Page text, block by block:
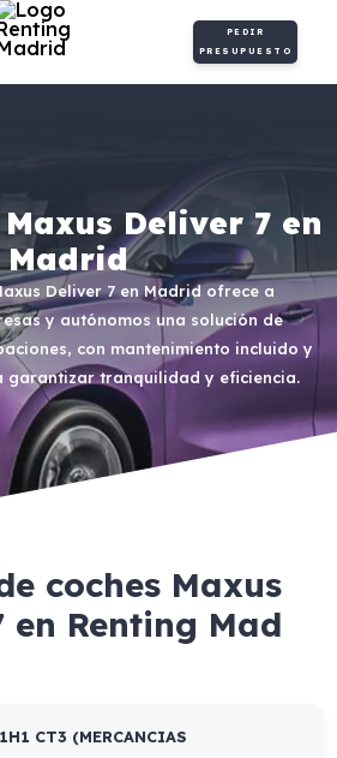
PEDIR
PRESUPUESTO
Deliver 7 en
Madrid
Deliver 7 en Madrid ofrece a
y autónomos una solución de
con mantenimiento incluido y
garantizar tranquilidad y eficiencia.
coches Maxus
en Renting Mad
CT3 (MERCANCIAS